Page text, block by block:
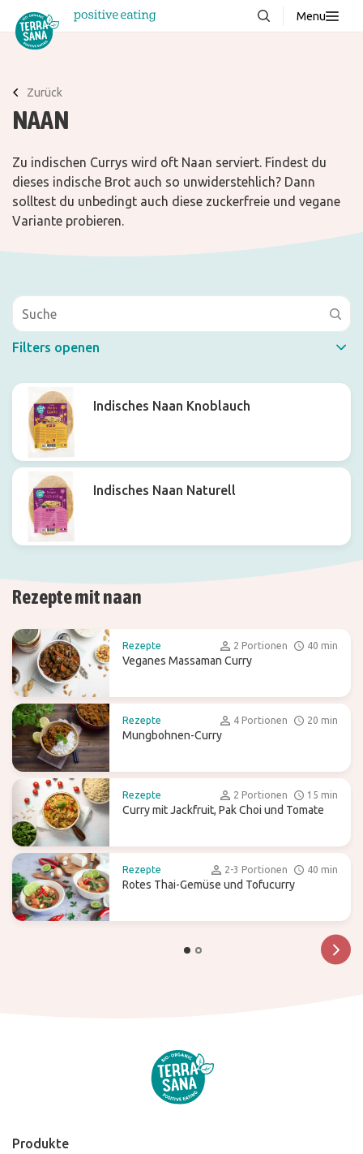
Menu
Über uns
Wissenswertes
Kontakt
Rezepte
Zurück
NAAN
Zu indischen Currys wird oft Naan serviert. Findest du
dieses indische Brot auch so unwiderstehlich? Dann
solltest du unbedingt auch diese zuckerfreie und vegane
Variante probieren.
Filters openen
Indisches Naan Knoblauch
Indisches Naan Naturell
Rezepte mit naan
Rezepte 2 Portionen 40 min
Veganes Massaman Curry
Rezepte 4 Portionen 20 min
Mungbohnen-Curry
Rezepte 2 Portionen 15 min
Curry mit Jackfruit, Pak Choi und Tomate
Rezepte 2-3 Portionen 40 min
Rotes Thai-Gemüse und Tofucurry
Produkte